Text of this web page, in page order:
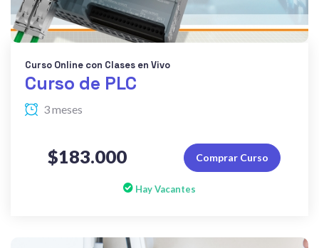
Curso Online con Clases en Vivo
Curso de PLC
3 meses
$183.000 Comprar Curso
Hay Vacantes